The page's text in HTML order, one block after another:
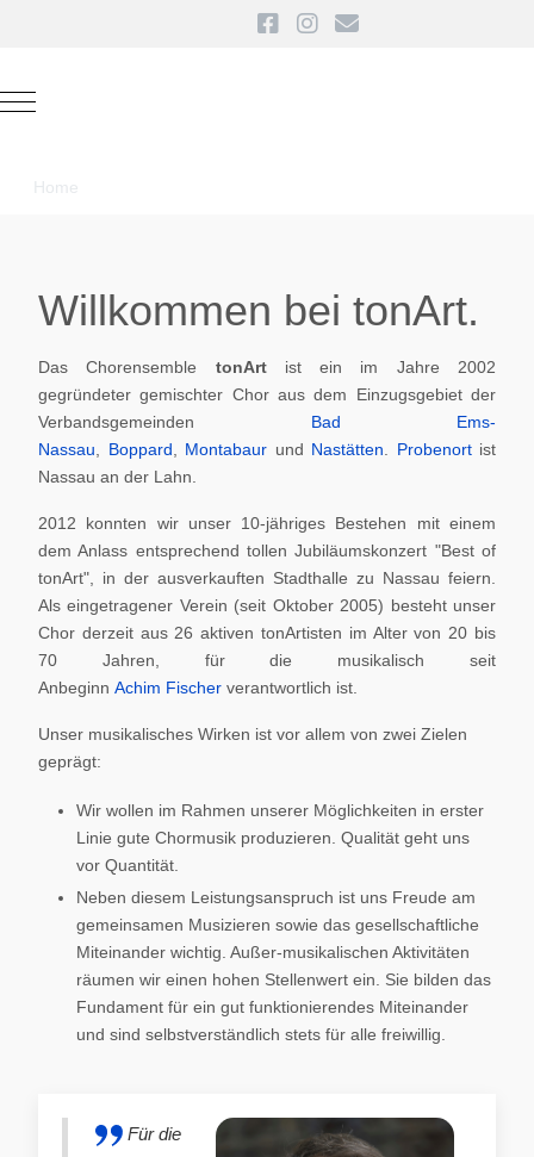
Mobile Menu Toggle
Home
Willkommen bei tonArt.
Das Chorensemble tonArt ist ein im Jahre 2002
gegründeter gemischter Chor aus dem Einzugsgebiet der
Verbandsgemeinden Bad Ems-
Nassau
Boppard Montabaur und Nastätten Probenortist
Nassau an der Lahn.
2012 konnten wir unser 10-jähriges Bestehen mit einem
dem Anlass entsprechend tollen Jubiläumskonzert "Best of
tonArt", in der ausverkauften Stadthalle zu Nassau feiern.
Als eingetragener Verein (seit Oktober 2005) besteht unser
Chor derzeit aus 26 aktiven tonArtisten im Alter von 20 bis
70 Jahren, für die musikalisch seit
Anbeginn Achim Fischer verantwortlich ist.
Unser musikalisches Wirken ist vor allem von zwei Zielen
geprägt:
Wir wollen im Rahmen unserer Möglichkeiten in erster
Linie gute Chormusik produzieren. Qualität geht uns
vor Quantität.
Neben diesem Leistungsanspruch ist uns Freude am
gemeinsamen Musizieren sowie das gesellschaftliche
Miteinander wichtig. Außer-musikalischen Aktivitäten
räumen wir einen hohen Stellenwert ein. Sie bilden das
Fundament für ein gut funktionierendes Miteinander
und sind selbstverständlich stets für alle freiwillig.
Für die